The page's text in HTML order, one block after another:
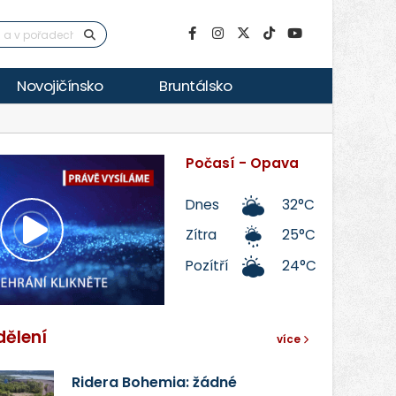
Novojičínsko Bruntálsko
Přehrát
video
Počasí - Opava
Dnes
32°C
Zítra
25°C
Pozítří
24°C
více
Ridera Bohemia: žádné